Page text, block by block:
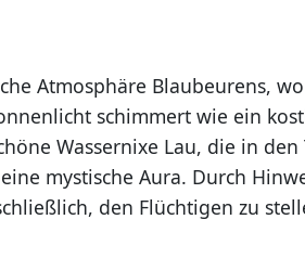
Atmosphäre Blaubeurens,
schimmert wie ein
Wassernixe Lau, die in den
mystische Aura. Durch
den Flüchtigen zu